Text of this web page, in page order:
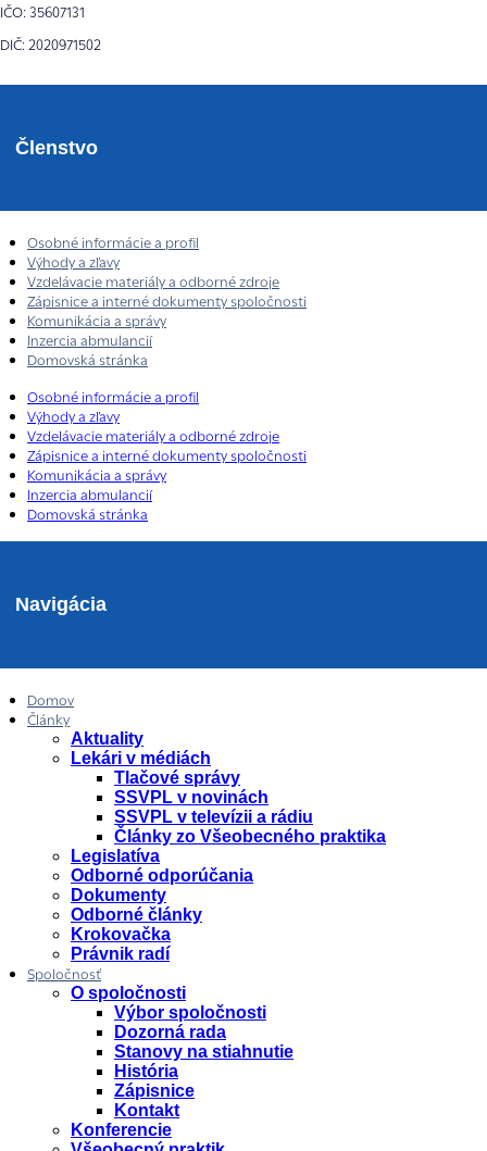
IČO: 35607131
DIČ: 2020971502
Členstvo
Osobné informácie a profil
Výhody a zľavy
Vzdelávacie materiály a odborné zdroje
Zápisnice a interné dokumenty spoločnosti
Komunikácia a správy
Inzercia abmulancií
Domovská stránka
Osobné informácie a profil
Výhody a zľavy
Vzdelávacie materiály a odborné zdroje
Zápisnice a interné dokumenty spoločnosti
Komunikácia a správy
Inzercia abmulancií
Domovská stránka
Navigácia
Domov
Články
Aktuality
Lekári v médiách
Tlačové správy
SSVPL v novinách
SSVPL v televízii a rádiu
Články zo Všeobecného praktika
Legislatíva
Odborné odporúčania
Dokumenty
Odborné články
Krokovačka
Právnik radí
Spoločnosť
O spoločnosti
Výbor spoločnosti
Dozorná rada
Stanovy na stiahnutie
História
Zápisnice
Kontakt
Konferencie